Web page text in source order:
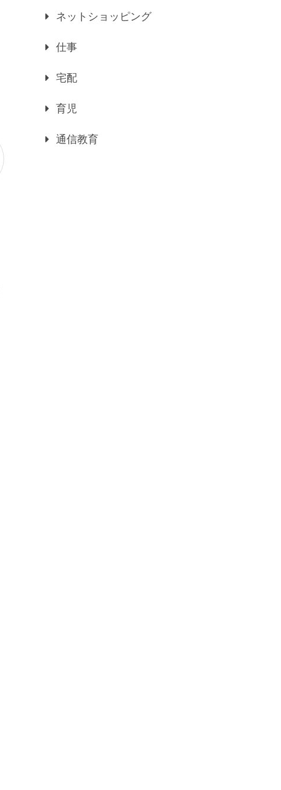
ネットショッピング
仕事
宅配
育児
通信教育